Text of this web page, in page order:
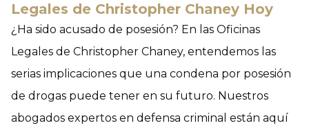
Legales de Christopher Chaney Hoy
¿Ha sido acusado de posesión? En las Oficinas
Legales de Christopher Chaney, entendemos las
serias implicaciones que una condena por posesión
de drogas puede tener en su futuro. Nuestros
abogados expertos en defensa criminal están aquí